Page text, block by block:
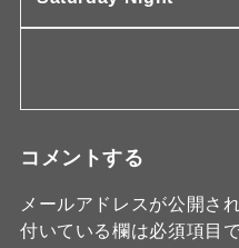
コメントする
メールアドレスが公開さ
付いている欄は必須項目